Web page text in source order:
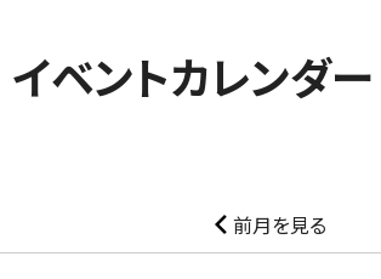
イベントカレンダー
前月を見る